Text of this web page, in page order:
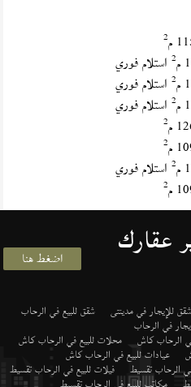
2
2 استلام فوري
2 استلام فوري
2 استلام فوري
2
2
2 استلام فوري
2
عقارك اضغط هنا
شقق للإيجار في مدينتى شقق للبيع في الرحاب
في الرحاب
الرحاب كاش محلات للبيع في الرحاب كاش
عيادات للبيع في الرحاب كاش
الرحاب تقسيط فيلات للبيع في الرحاب تقسيط